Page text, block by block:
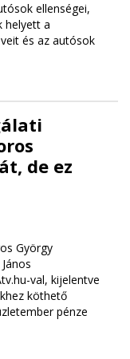
ellenségei,
helyett a
és az autósok
de ez
György
val, kijelentve
köthető
pénze